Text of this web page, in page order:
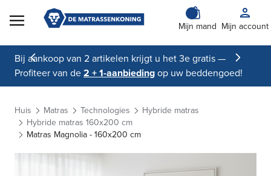
Skip to Content
Mijn mand Mijn account
Bij aankoop van 2 artikelen krijgt u het 3e gratis —
Profiteer van de2 + 1-aanbiedingop uw beddengoed!
Huis Matras Technologies
Hybride matras
Hybride matras 160x200 cm
Matras Magnolia - 160x200 cm